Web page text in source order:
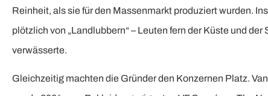
Reinheit, als sie für den Massenmarkt produziert wurden.
plötzlich von „Landlubbern“ – Leuten fern der Küste und
verwässerte.
Gleichzeitig machten die Gründer den Konzernen Platz.